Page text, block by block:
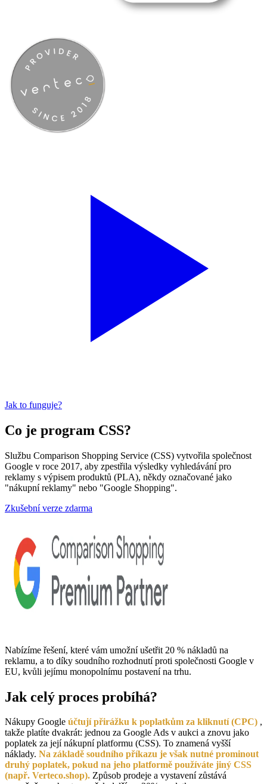
Jak to funguje?
Co je program CSS?
Službu Comparison Shopping Service (CSS) vytvořila společnost
Google v roce 2017, aby zpestřila výsledky vyhledávání pro
reklamy s výpisem produktů (PLA), někdy označované jako
"nákupní reklamy" nebo "Google Shopping".
Zkušební verze zdarma
Nabízíme řešení, které vám umožní ušetřit 20 % nákladů na
reklamu, a to díky soudního rozhodnutí proti společnosti Google v
EU, kvůli jejímu monopolnímu postavení na trhu.
Jak celý proces probíhá?
Nákupy Google účtují přirážku k poplatkům za kliknutí (CPC) ,
takže platíte dvakrát: jednou za Google Ads v aukci a znovu jako
poplatek za její nákupní platformu (CSS). To znamená vyšší
náklady. Na základě soudního příkazu je však nutné prominout
druhý poplatek, pokud na jeho platformě používáte jiný CSS
(např. Verteco.shop). Způsob prodeje a vystavení zůstává